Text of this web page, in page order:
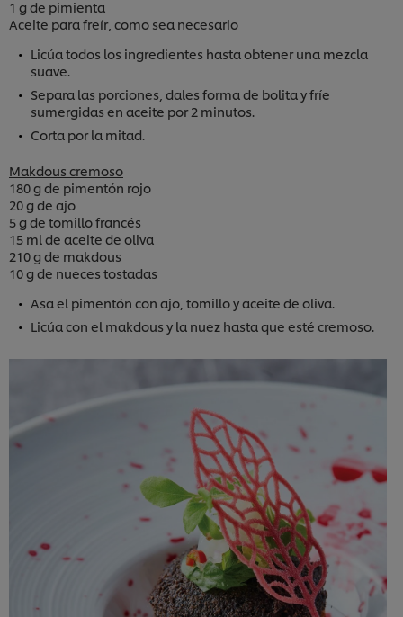
1 g de pimienta
Aceite para freír, como sea necesario
Licúa todos los ingredientes hasta obtener una mezcla
suave.
Separa las porciones, dales forma de bolita y fríe
sumergidas en aceite por 2 minutos.
Corta por la mitad.
Makdous cremoso
180 g de pimentón rojo
20 g de ajo
5 g de tomillo francés
15 ml de aceite de oliva
210 g de makdous
10 g de nueces tostadas
Asa el pimentón con ajo, tomillo y aceite de oliva.
Licúa con el makdous y la nuez hasta que esté cremoso.